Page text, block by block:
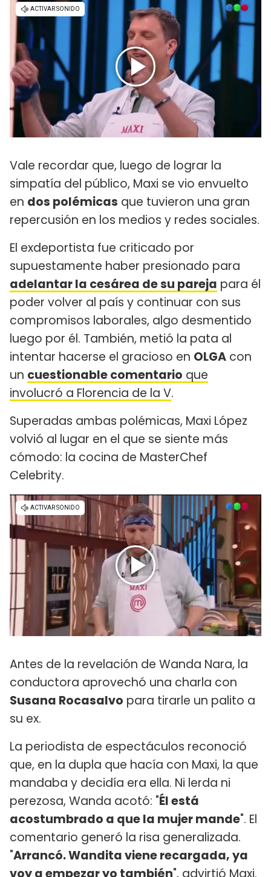
Vale recordar que, luego de lograr la
simpatía del público, Maxi se vio envuelto
en dos polémicas que tuvieron una gran
repercusión en los medios y redes sociales.
El exdeportista fue criticado por
supuestamente haber presionado para
adelantar la cesárea de su pareja para él
poder volver al país y continuar con sus
compromisos laborales, algo desmentido
luego por él. También, metió la pata al
intentar hacerse el gracioso en OLGA con
un cuestionable comentario que
involucró a Florencia de la V.
Superadas ambas polémicas, Maxi López
volvió al lugar en el que se siente más
cómodo: la cocina de MasterChef
Celebrity.
Antes de la revelación de Wanda Nara, la
conductora aprovechó una charla con
Susana Rocasalvo para tirarle un palito a
su ex.
La periodista de espectáculos reconoció
que, en la dupla que hacía con Maxi, la que
mandaba y decidía era ella. Ni lerda ni
perezosa, Wanda acotó: "Él está
acostumbrado a que la mujer mande". El
comentario generó la risa generalizada.
"Arrancó. Wandita viene recargada, ya
voy a empezar yo también", advirtió Maxi.